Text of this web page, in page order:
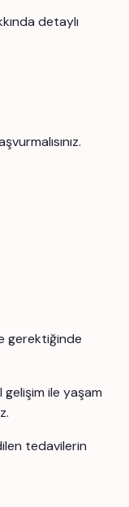
detaylı
gerektiğinde
ile yaşam
tedavilerin